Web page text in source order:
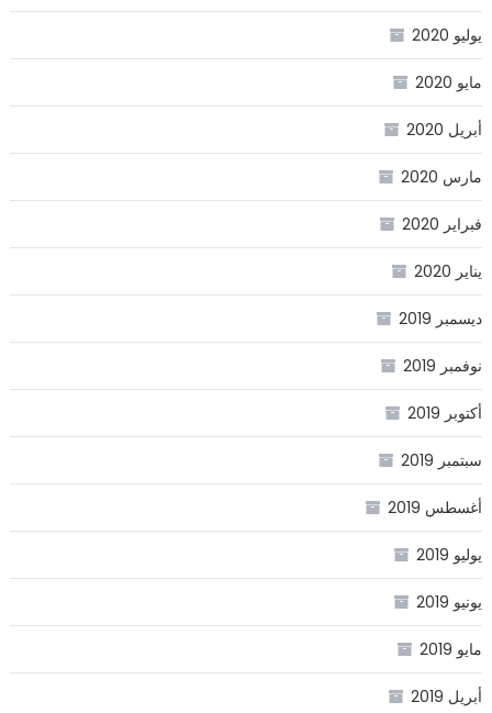
يوليو 2020
مايو 2020
أبريل 2020
مارس 2020
فبراير 2020
يناير 2020
ديسمبر 2019
نوفمبر 2019
أكتوبر 2019
سبتمبر 2019
أغسطس 2019
يوليو 2019
يونيو 2019
مايو 2019
أبريل 2019